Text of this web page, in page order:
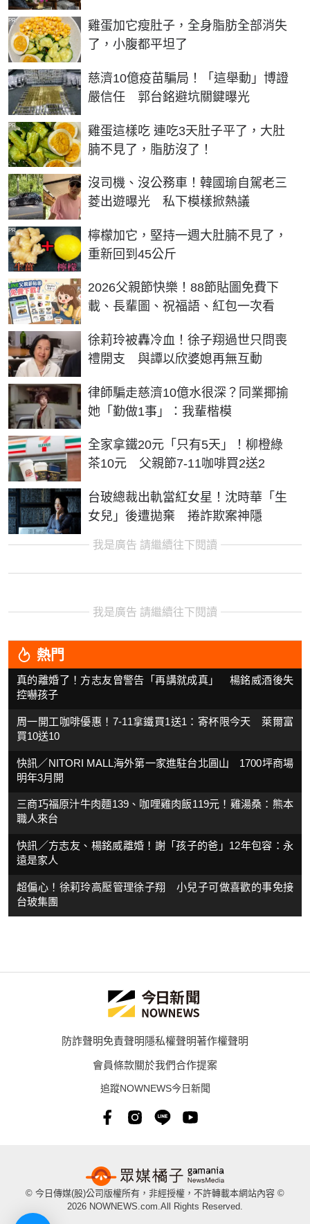
雞蛋加它瘦肚子，全身脂肪全部消失
了，小腹都平坦了
PR
慈濟10億疫苗騙局！「這舉動」博證
嚴信任 郭台銘避坑關鍵曝光
雞蛋這樣吃 連吃3天肚子平了，大肚
腩不見了，脂肪沒了！
PR
沒司機、沒公務車！韓國瑜自駕老三
菱出遊曝光 私下模樣掀熱議
檸檬加它，堅持一週大肚腩不見了，
重新回到45公斤
PR
2026父親節快樂！88節貼圖免費下
載、長輩圖、祝福語、紅包一次看
徐莉玲被轟冷血！徐子翔過世只問喪
禮開支 與譚以欣婆媳再無互動
律師騙走慈濟10億水很深？同業揶揄
她「勤做1事」：我輩楷模
全家拿鐵20元「只有5天」！柳橙綠
茶10元 父親節7-11咖啡買2送2
台玻總裁出軌當紅女星！沈時華「生
女兒」後遭拋棄 捲詐欺案神隱
我是廣告 請繼續往下閱讀
我是廣告 請繼續往下閱讀
熱門
真的離婚了！方志友曾警告「再講就成真」 楊銘威酒後失
控嚇孩子
周一開工咖啡優惠！7-11拿鐵買1送1：寄杯限今天 萊爾富
買10送10
快訊／NITORI MALL海外第一家進駐台北圓山 1700坪商場
明年3月開
三商巧福原汁牛肉麵139、咖哩雞肉飯119元！雞湯桑：熊本
職人來台
快訊／方志友、楊銘威離婚！謝「孩子的爸」12年包容：永
遠是家人
超偏心！徐莉玲高壓管理徐子翔 小兒子可做喜歡的事免接
台玻集團
防詐聲明免責聲明隱私權聲明著作權聲明
會員條款關於我們合作提案
追蹤NOWNEWS今日新聞
© 今日傳媒(股)公司版權所有，非經授權，不許轉載本網站內容 ©
2026 NOWNEWS.com.All Rights Reserved.